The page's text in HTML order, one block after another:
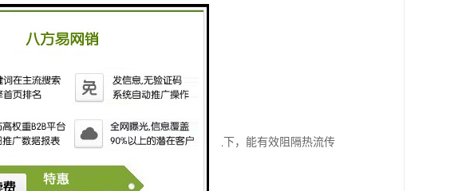
成型的高性能建材。
室结构，导热系数可低至0.044W/(m·K)以下，能有效阻隔热流传